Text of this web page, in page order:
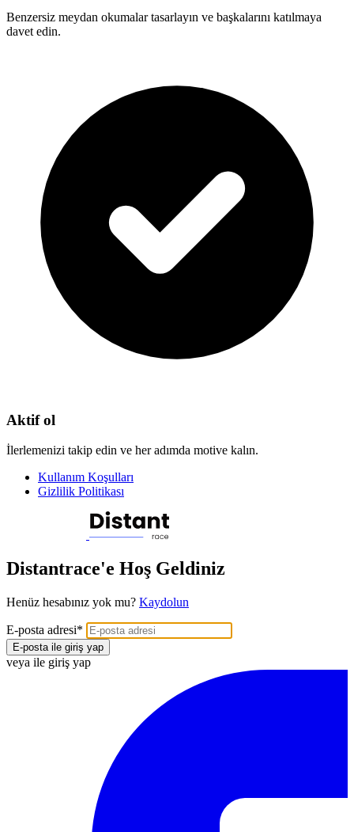
Benzersiz meydan okumalar tasarlayın ve başkalarını katılmaya
davet edin.
Aktif ol
İlerlemenizi takip edin ve her adımda motive kalın.
Kullanım Koşulları
Gizlilik Politikası
Distantrace'e Hoş Geldiniz
Henüz hesabınız yok mu? Kaydolun
E-posta adresi*
E-posta ile giriş yap
veya ile giriş yap